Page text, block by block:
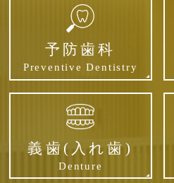
予防歯科
Preventive Dentistry
義歯(入れ歯)
Denture